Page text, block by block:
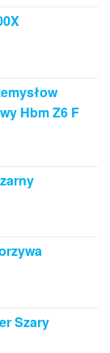
Hbm Z6 F
Szary